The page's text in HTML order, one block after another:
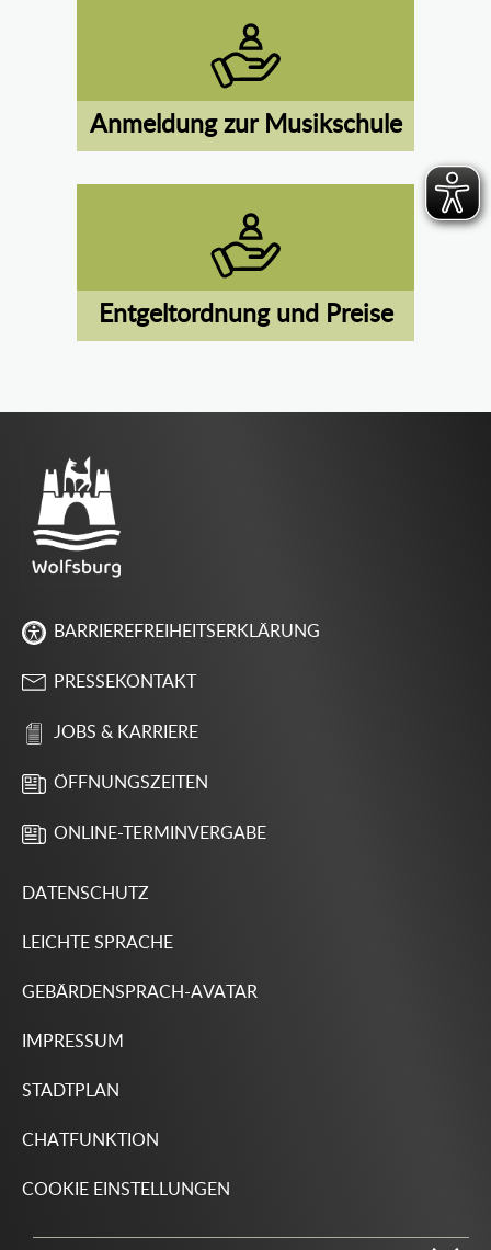
Anmeldung zur Musikschule
Entgeltordnung und Preise
BARRIEREFREIHEITSERKLÄRUNG
PRESSEKONTAKT
JOBS & KARRIERE
ÖFFNUNGSZEITEN
ONLINE-TERMINVERGABE
DATENSCHUTZ
LEICHTE SPRACHE
GEBÄRDENSPRACH-AVATAR
IMPRESSUM
STADTPLAN
CHATFUNKTION
COOKIE EINSTELLUNGEN